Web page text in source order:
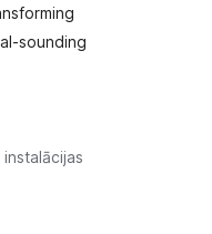
sounding